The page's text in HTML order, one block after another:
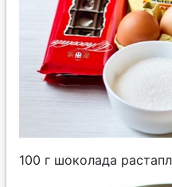
100 г шоколада